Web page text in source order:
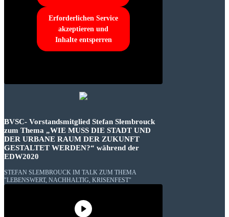
Erforderlichen Service
akzeptieren und
Inhalte entsperren
BVSC- Vorstandsmitglied Stefan Slembrouck
zum Thema „WIE MUSS DIE STADT UND
DER URBANE RAUM DER ZUKUNFT
GESTALTET WERDEN?“ während der
EDW2020
STEFAN SLEMBROUCK IM TALK ZUM THEMA
"LEBENSWERT, NACHHALTIG, KRISENFEST"